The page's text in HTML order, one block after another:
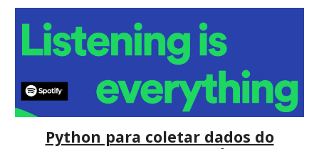
Python para coletar dados do